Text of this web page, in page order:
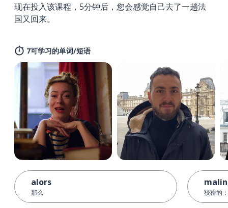
现在投入该课程，5分钟后，您会感觉自己去了一趟法
国又回来。
7可学习的单词/短语
alors
那么 狡猾的